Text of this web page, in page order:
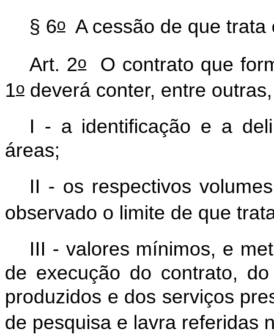
§ 6o A cessão de que
Art. 2oO contrato que
1o deverá conter, entre
I - a identificação e a
áreas;
II - os respectivos
observado o limite de que
III - valores mínimos, e
de execução do contrato,
produzidos e dos serviços
de pesquisa e lavra referidas